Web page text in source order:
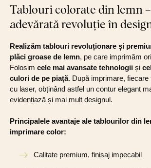
Tablouri colorate din lemn
adevărată revoluție în
Realizăm tablouri revoluționare și
plăci groase de lemn, pe care imprimăm
Folosim cele mai avansate tehnologii și
culori de pe piață. După imprimare, fiecare
cu laser, obținând astfel un contur elegant
evidențiază și mai mult designul.
Principalele avantaje ale tablourilor din
imprimare color:
Calitate premium, finisaj impecabil